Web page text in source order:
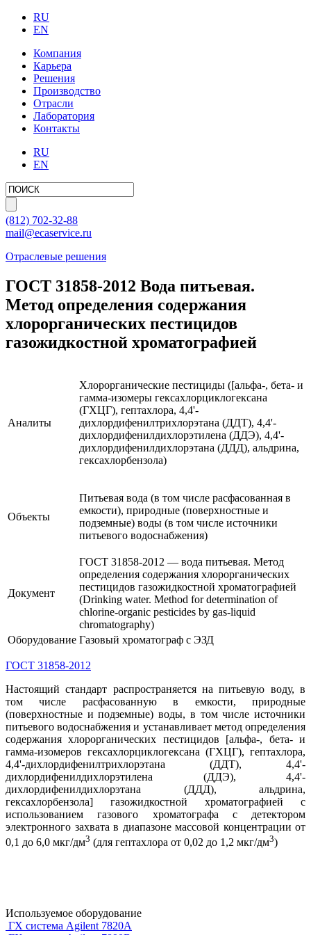
RU
EN
Компания
Карьера
Решения
Производство
Отрасли
Лаборатория
Контакты
RU
EN
(812) 702-32-88
mail@ecaservice.ru
Отраслевые решения
ГОСТ 31858-2012 Вода питьевая.
Метод определения содержания
хлорорганических пестицидов
газожидкостной хроматографией
Аналиты
Хлорорганические пестициды ([альфа-, бета- и
гамма-изомеры гексахлорциклогексана
(ГХЦГ), гептахлора, 4,4'-
дихлордифенилтрихлорэтана (ДДТ), 4,4'-
дихлордифенилдихлорэтилена (ДДЭ), 4,4'-
дихлордифенилдихлорэтана (ДДД), альдрина,
гексахлорбензола)
Объекты
Питьевая вода (в том числе расфасованная в
емкости), природные (поверхностные и
подземные) воды (в том числе источники
питьевого водоснабжения)
Документ
ГОСТ 31858-2012 — вода питьевая. Метод
определения содержания хлорорганических
пестицидов газожидкостной хроматографией
(Drinking water. Method for determination of
chlorine-organic pesticides by gas-liquid
chromatography)
Оборудование Газовый хроматограф с ЭЗД
ГОСТ 31858-2012
Настоящий стандарт распространяется на питьевую воду, в
том числе расфасованную в емкости, природные
(поверхностные и подземные) воды, в том числе источники
питьевого водоснабжения и устанавливает метод определения
содержания хлорорганических пестицидов [альфа-, бета- и
гамма-изомеров гексахлорциклогексана (ГХЦГ), гептахлора,
4,4'-дихлордифенилтрихлорэтана (ДДТ), 4,4'-
дихлордифенилдихлорэтилена (ДДЭ), 4,4'-
дихлордифенилдихлорэтана (ДДД), альдрина,
гексахлорбензола] газожидкостной хроматографией с
использованием газового хроматографа с детектором
электронного захвата в диапазоне массовой концентрации от
0,1 до 6,0 мкг/дм3 (для гептахлора от 0,02 до 1,2 мкг/дм3)
Используемое оборудование
ГХ система Agilent 7820A